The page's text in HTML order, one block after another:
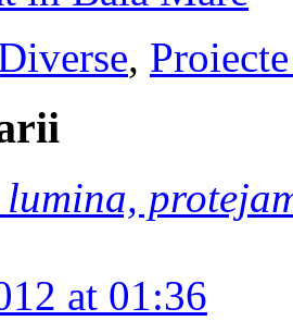
,
lumina,
at 01:36